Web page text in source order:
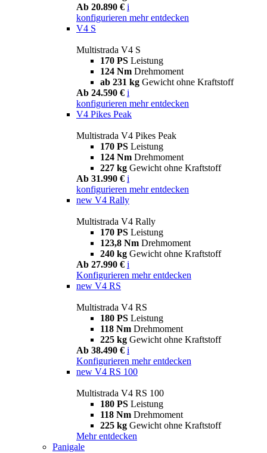
Ab 20.890 € i
konfigurieren mehr entdecken
V4 S
Multistrada V4 S
170 PS Leistung
124 Nm Drehmoment
ab 231 kg Gewicht ohne Kraftstoff
Ab 24.590 € i
konfigurieren mehr entdecken
V4 Pikes Peak
Multistrada V4 Pikes Peak
170 PS Leistung
124 Nm Drehmoment
227 kg Gewicht ohne Kraftstoff
Ab 31.990 € i
konfigurieren mehr entdecken
new V4 Rally
Multistrada V4 Rally
170 PS Leistung
123,8 Nm Drehmoment
240 kg Gewicht ohne Kraftstoff
Ab 27.990 € i
Konfigurieren mehr entdecken
new V4 RS
Multistrada V4 RS
180 PS Leistung
118 Nm Drehmoment
225 kg Gewicht ohne Kraftstoff
Ab 38.490 € i
Konfigurieren mehr entdecken
new V4 RS 100
Multistrada V4 RS 100
180 PS Leistung
118 Nm Drehmoment
225 kg Gewicht ohne Kraftstoff
Mehr entdecken
Panigale